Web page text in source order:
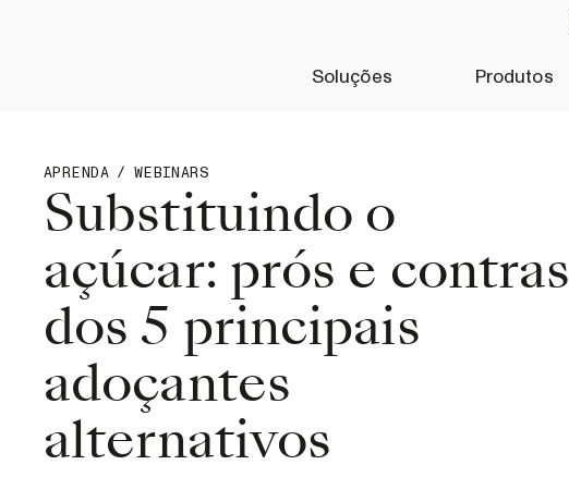
Soluções Produtos
APRENDA / WEBINARS
Substituindo o
açúcar: prós e contras
dos 5 principais
adoçantes
alternativos